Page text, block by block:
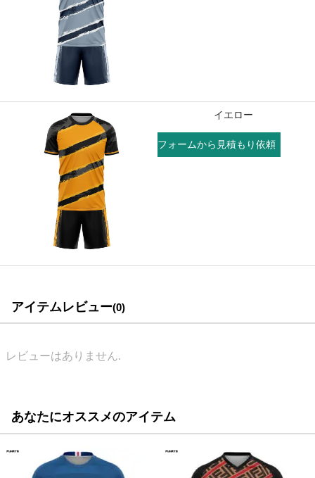
イエロー
フォームから見積もり依頼
アイテムレビュー(0)
レビューはありません.
あなたにオススメのアイテム